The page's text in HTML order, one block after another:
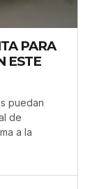
PARA
ESTE
puedan
de
a la